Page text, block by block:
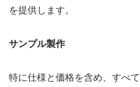
を提供します。
サンプル製作
特に仕様と価格を含め、すべ